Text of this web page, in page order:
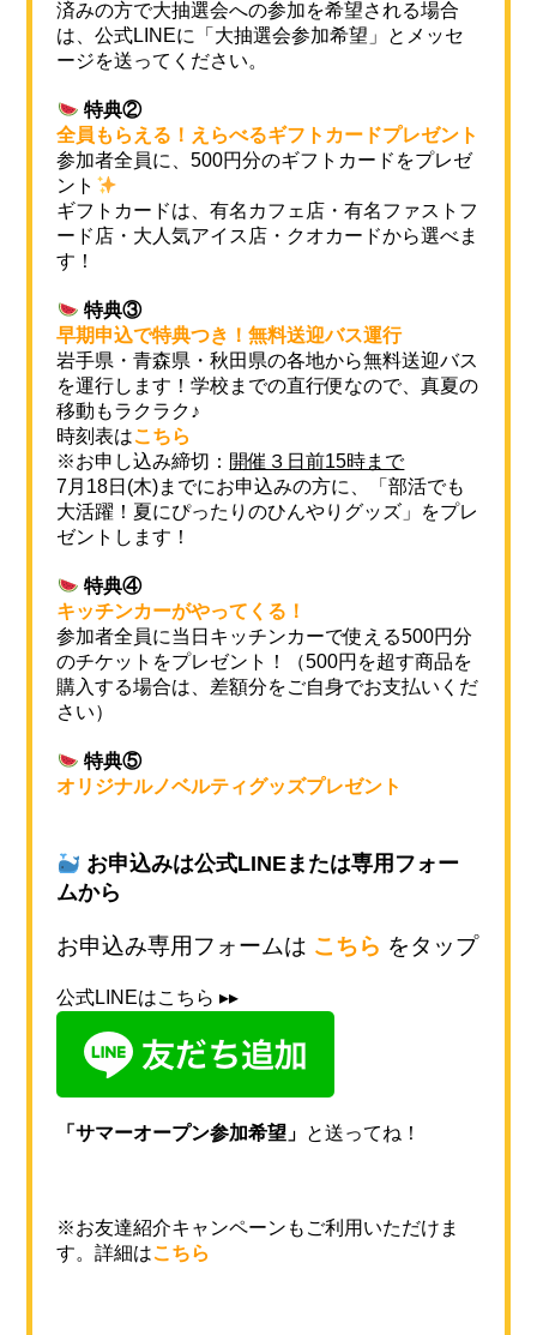
済みの方で大抽選会への参加を希望される場合
は、公式LINEに「大抽選会参加希望」とメッセ
ージを送ってください。
特典②
全員もらえる！えらべるギフトカードプレゼント
参加者全員に、500円分のギフトカードをプレゼ
ント
ギフトカードは、有名カフェ店・有名ファストフ
ード店・大人気アイス店・クオカードから選べま
す！
特典③
早期申込で特典つき！無料送迎バス運行
岩手県・青森県・秋田県の各地から無料送迎バス
を運行します！学校までの直行便なので、真夏の
移動もラクラク♪
時刻表はこちら
※お申し込み締切： 開催３日前15時まで
7月18日(木)までにお申込みの方に、「部活でも
大活躍！夏にぴったりのひんやりグッズ」をプレ
ゼントします！
特典④
キッチンカーがやってくる！
参加者全員に当日キッチンカーで使える500円分
のチケットをプレゼント！（500円を超す商品を
購入する場合は、差額分をご自身でお支払いくだ
さい）
特典⑤
オリジナルノベルティグッズプレゼント
お申込みは公式LINEまたは専用フォー
ムから
お申込み専用フォームは こちら をタップ
公式LINEはこちら ▸▸
「サマーオープン参加希望」 と送ってね！
※お友達紹介キャンペーンもご利用いただけま
す。詳細はこちら